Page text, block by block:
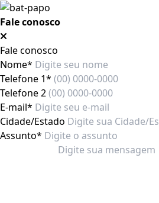
Fale conosco
Fale conosco
Nome*
Telefone 1*
Telefone 2
E-mail*
Cidade/Estado
Assunto*